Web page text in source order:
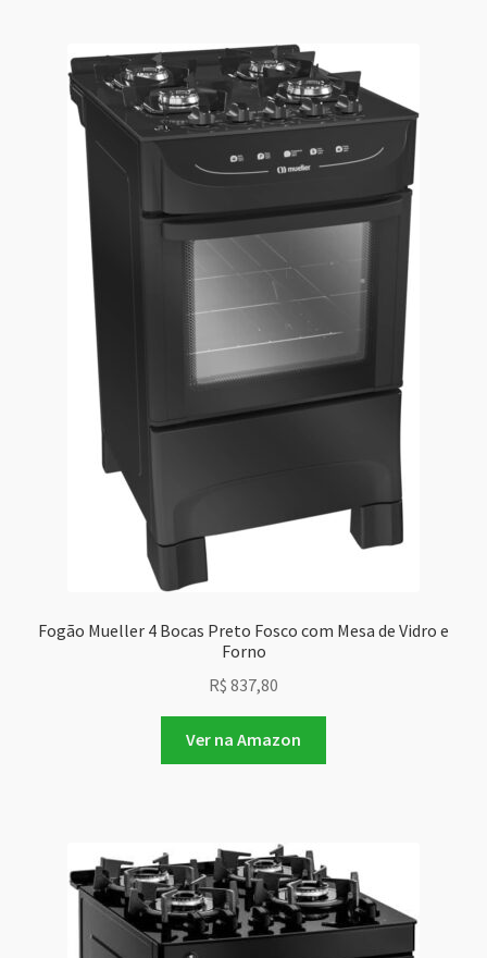
Fogão Mueller 4 Bocas Preto Fosco com Mesa de Vidro e
Forno
R$ 837,80
Ver na Amazon